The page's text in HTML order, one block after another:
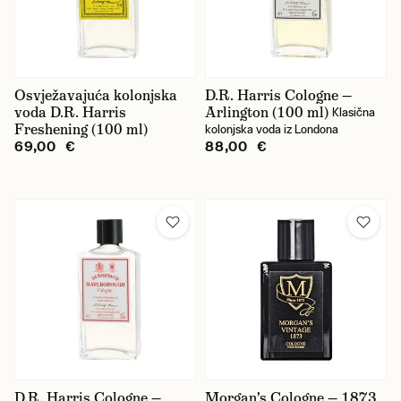
Osvježavajuća kolonjska
voda D.R. Harris
Freshening (100 ml)
69,00 €
D.R. Harris Cologne —
Arlington (100 ml) Klasična
kolonjska voda iz Londona
88,00 €